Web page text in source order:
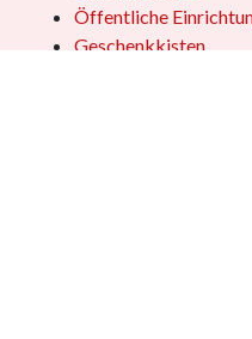
Öffentliche
Geschenkkisten